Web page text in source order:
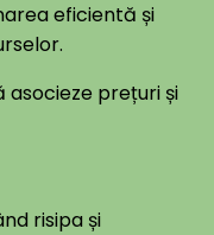
eficientă și
prețuri și
risipa și